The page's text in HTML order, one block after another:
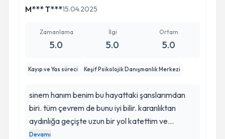
M*** T***15.04.2025
Zamanlama
5.0
İlgi
5.0
Ortam
5.0
Kayıp ve Yas süreci Keşif Psikolojik Danışmanlık Merkezi
sinem hanım benim bu hayattaki şanslarımdan
biri. tüm çevrem de bunu iyi bilir. karanlıktan
aydınlığa geçişte uzun bir yol katettim ve
sayesinde öyle kolaydı ki her şey. daha önce bir
Devamı